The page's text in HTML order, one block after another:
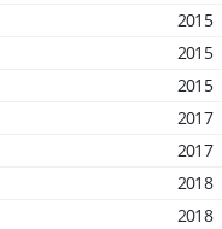
2015
2015
2015
2017
2017
2018
2018